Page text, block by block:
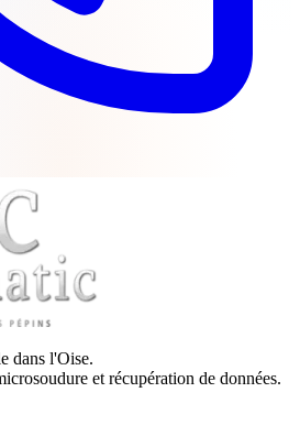
dans l'Oise.
et récupération de données.